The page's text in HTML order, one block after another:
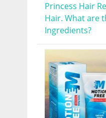
Princess Hair
Hair. What are
Ingredients?